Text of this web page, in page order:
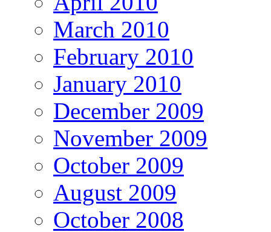
March 2010
February 2010
January 2010
December 2009
November 2009
October 2009
August 2009
October 2008